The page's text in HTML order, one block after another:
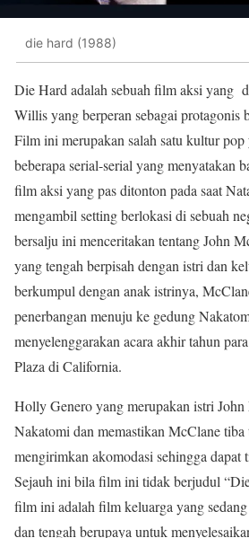
die hard (1988)
Die Hard adalah sebuah film aksi yang
Willis yang berperan sebagai protagonis
Film ini merupakan salah satu kultur
beberapa serial-serial yang menyatakan
film aksi yang pas ditonton pada saat
mengambil setting berlokasi di sebuah
bersalju ini menceritakan tentang John
yang tengah berpisah dengan istri dan
berkumpul dengan anak istrinya,
penerbangan menuju ke gedung
menyelenggarakan acara akhir tahun
Plaza di California.
Holly Genero yang merupakan istri
Nakatomi dan memastikan McClane tiba
mengirimkan akomodasi sehingga dapat
Sejauh ini bila film ini tidak berjudul
film ini adalah film keluarga yang
dan tengah berupaya untuk